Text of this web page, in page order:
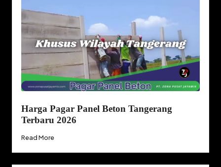
Harga Pagar Panel Beton Tangerang
Terbaru 2026
Read More